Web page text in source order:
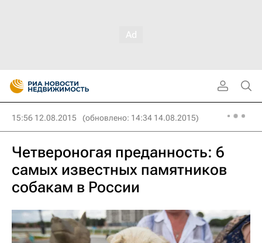
15:56 12.08.2015 (обновлено: 14:34 14.08.2015)
Четвероногая преданность: 6
самых известных памятников
собакам в России